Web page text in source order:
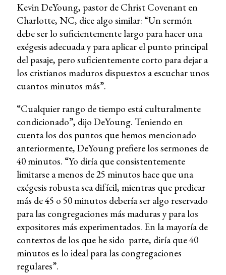
Kevin DeYoung, pastor de Christ Covenant en
Charlotte, NC, dice algo similar: “Un sermón
debe ser lo suficientemente largo para hacer una
exégesis adecuada y para aplicar el punto principal
del pasaje, pero suficientemente corto para dejar a
los cristianos maduros dispuestos a escuchar unos
cuantos minutos más”.
“Cualquier rango de tiempo está culturalmente
condicionado”, dijo DeYoung. Teniendo en
cuenta los dos puntos que hemos mencionado
anteriormente, DeYoung prefiere los sermones de
40 minutos. “Yo diría que consistentemente
limitarse a menos de 25 minutos hace que una
exégesis robusta sea difícil, mientras que predicar
más de 45 o 50 minutos debería ser algo reservado
para las congregaciones más maduras y para los
expositores más experimentados. En la mayoría de
contextos de los que he sido parte, diría que 40
minutos es lo ideal para las congregaciones
regulares”.